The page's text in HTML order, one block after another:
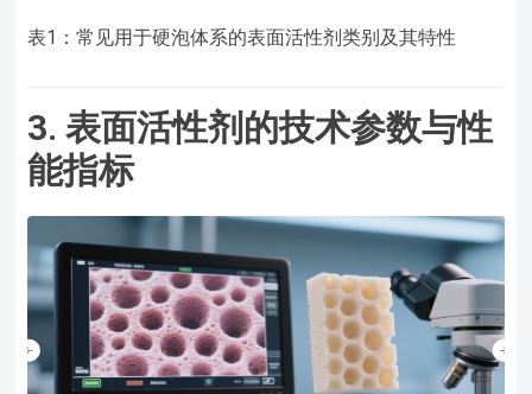
表1：常见用于硬泡体系的表面活性剂类别及其特性
3. 表面活性剂的技术参数与性
能指标